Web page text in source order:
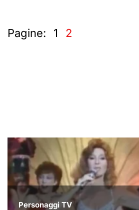
Pagine: 1 2